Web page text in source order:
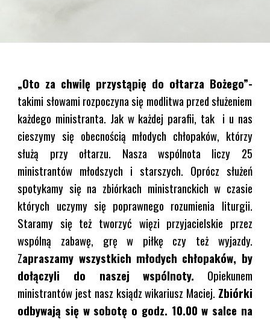
„Oto za chwilę przystąpię do ołtarza Bożego”-
takimi słowami rozpoczyna się modlitwa przed służeniem
każdego ministranta. Jak w każdej parafii, tak i u nas
cieszymy się obecnością młodych chłopaków, którzy
służą przy ołtarzu. Nasza wspólnota liczy 25
ministrantów młodszych i starszych. Oprócz służeń
spotykamy się na zbiórkach ministranckich w czasie
których uczymy się poprawnego rozumienia liturgii.
Staramy się też tworzyć więzi przyjacielskie przez
wspólną zabawę, grę w piłkę czy też wyjazdy.
Zapraszamy wszystkich młodych chłopaków, by
dołączyli do naszej wspólnoty. Opiekunem
ministrantów jest nasz ksiądz wikariusz Maciej. Zbiórki
odbywają się w sobotę o godz. 10.00 w salce na